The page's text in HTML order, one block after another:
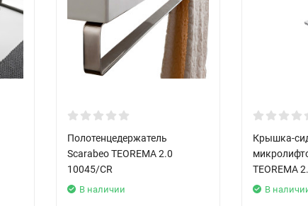
Полотенцедержатель
Scarabeo TEOREMA 2.0
10045/CR
В наличии
Крышка-
TEOREMA
В